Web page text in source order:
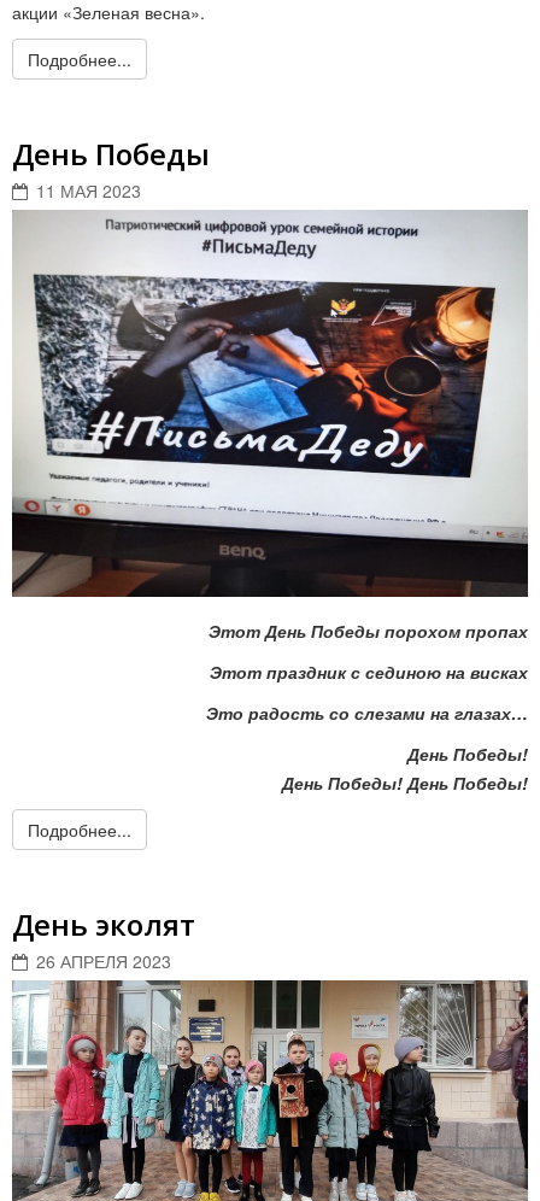
акции «Зеленая весна».
Подробнее...
День Победы
11 МАЯ 2023
Этот День Победы порохом пропах
Этот праздник с сединою на висках
Это радость со слезами на глазах…
День Победы!
День Победы! День Победы!
Подробнее...
День эколят
26 АПРЕЛЯ 2023